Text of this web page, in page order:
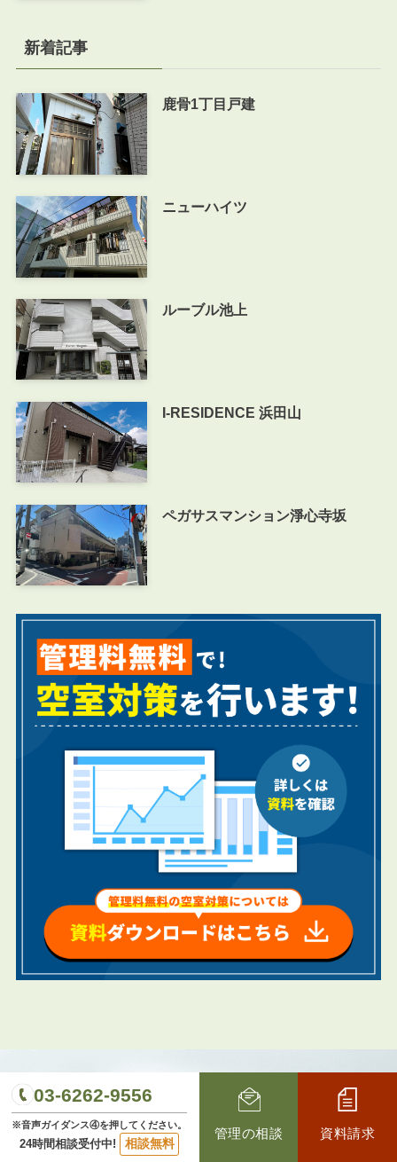
新着記事
鹿骨1丁目戸建
ニューハイツ
ルーブル池上
I-RESIDENCE 浜田山
ペガサスマンション淨心寺坂
CONTACT
03-6262-9556
※音声ガイダンス④を押してください。
24時間相談受付中! 相談無料
管理の相談 資料請求